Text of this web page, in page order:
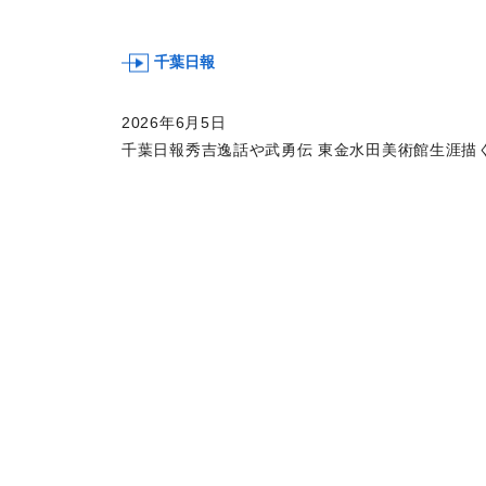
千葉日報
2026年6月5日
千葉日報秀吉逸話や武勇伝 東金水田美術館生涯描